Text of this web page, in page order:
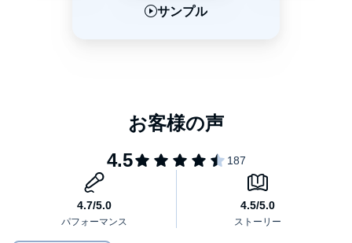
思考の現実化にブレーキをかけていたものが取り除かれ、
あなたの思考が現実化することをお約束します。
本書を先読みしたスペシャルサポーターの推薦文です。
サンプル